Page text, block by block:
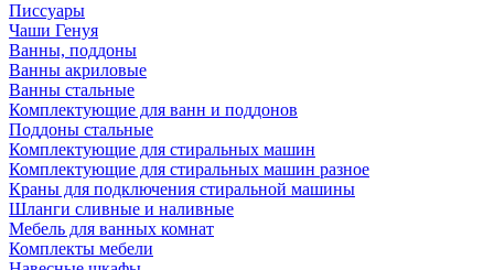
Писсуары
Чаши Генуя
Ванны, поддоны
Ванны акриловые
Ванны стальные
Комплектующие для ванн и поддонов
Поддоны стальные
Комплектующие для стиральных машин
Комплектующие для стиральных машин разное
Краны для подключения стиральной машины
Шланги сливные и наливные
Мебель для ванных комнат
Комплекты мебели